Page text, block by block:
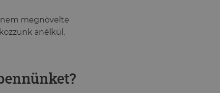
megnövelte
anélkül,